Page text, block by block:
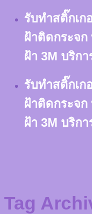
content
รับทำสติ๊กเก
ฝ้าติดกระจ
ฝ้า 3M บริก
รับทำสติ๊กเก
ฝ้าติดกระจ
ฝ้า 3M บริก
Tag